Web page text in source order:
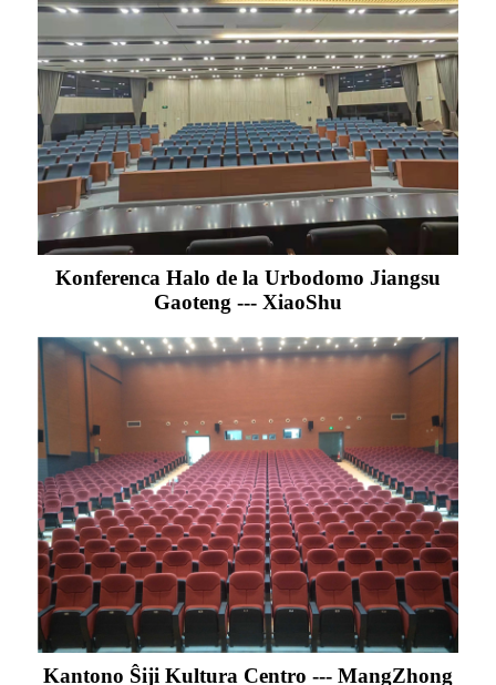
Konferenca Halo de la Urbodomo Jiangsu
Gaoteng --- XiaoShu
Kantono Ŝiji Kultura Centro --- MangZhong